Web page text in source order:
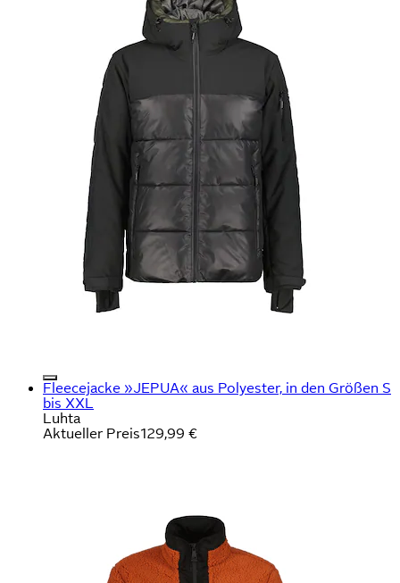
Fleecejacke »JEPUA« aus Polyester, in den Größen S
bis XXL
Luhta
Aktueller Preis129,99 €